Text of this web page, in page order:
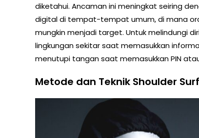
diketahui. Ancaman ini meningkat seiring
digital di tempat-tempat umum, di mana
mungkin menjadi target. Untuk melindungi
lingkungan sekitar saat memasukkan
menutupi tangan saat memasukkan PIN
Metode dan Teknik Shoulder